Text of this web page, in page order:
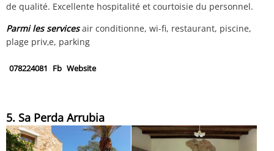
de qualité. Excellente hospitalité et courtoisie du personnel.
Parmi les servicesair conditionne, wi-fi, restaurant, piscine,
plage priv‚e, parking
078224081 Fb Website
5. Sa Perda Arrubia